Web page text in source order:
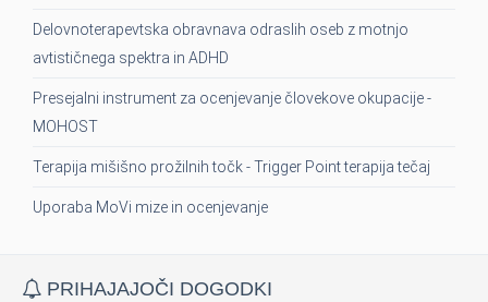
Delovnoterapevtska obravnava odraslih oseb z motnjo
avtističnega spektra in ADHD
Presejalni instrument za ocenjevanje človekove okupacije -
MOHOST
Terapija mišišno prožilnih točk - Trigger Point terapija tečaj
Uporaba MoVi mize in ocenjevanje
PRIHAJAJOČI DOGODKI